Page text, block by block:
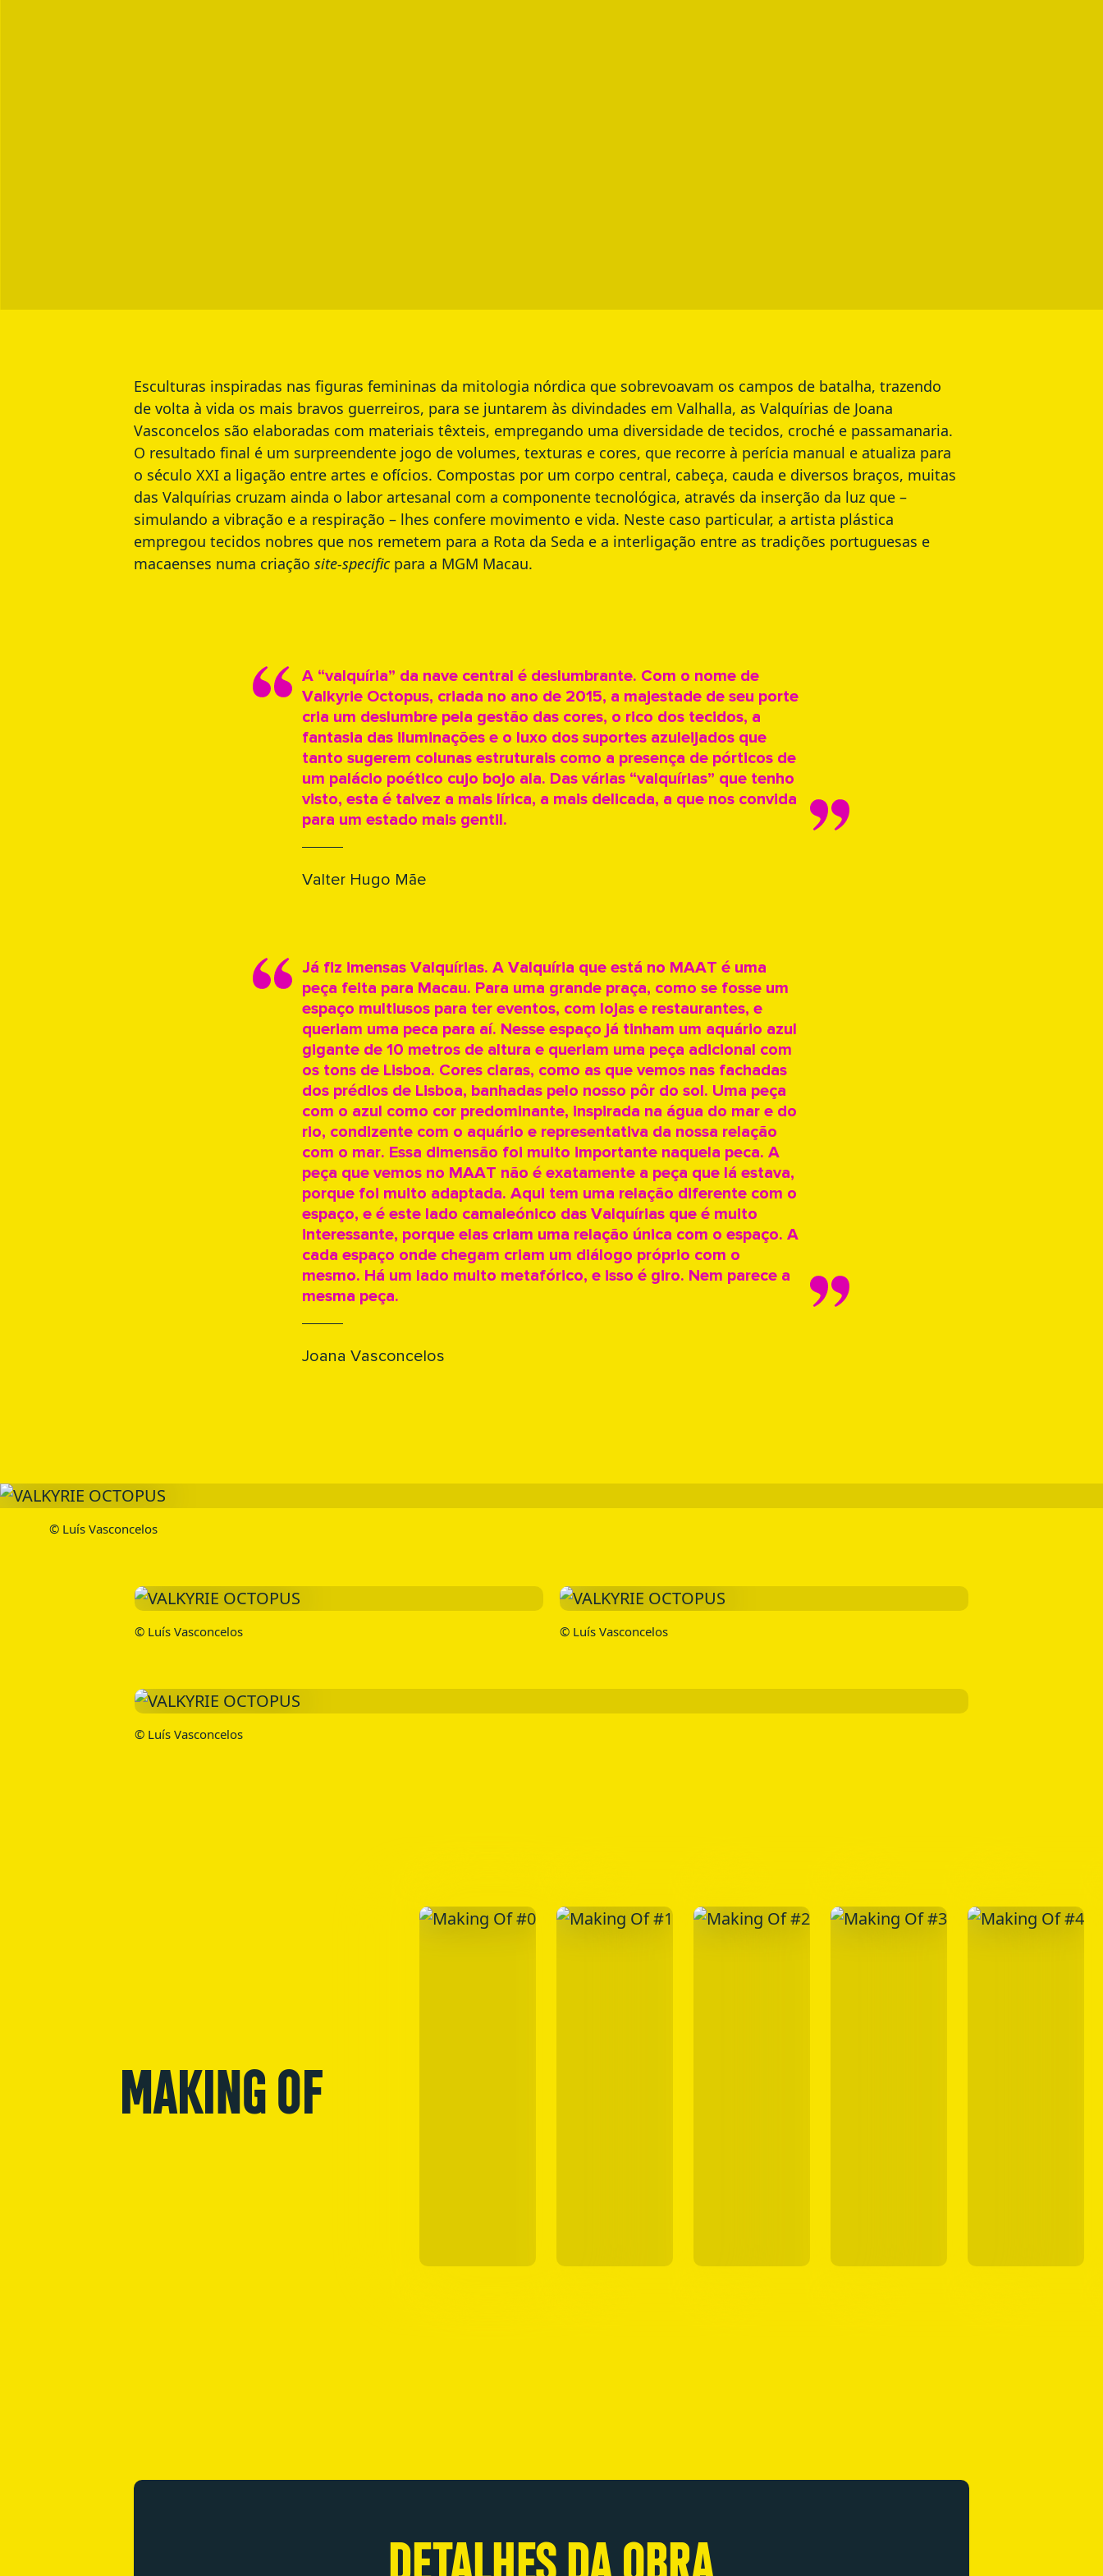
Esculturas inspiradas nas figuras femininas da mitologia nórdica que sobrevoavam os campos de batalha, trazendo
de volta à vida os mais bravos guerreiros, para se juntarem às divindades em Valhalla, as Valquírias de Joana
Vasconcelos são elaboradas com materiais têxteis, empregando uma diversidade de tecidos, croché e passamanaria.
O resultado final é um surpreendente jogo de volumes, texturas e cores, que recorre à perícia manual e atualiza para
o século XXI a ligação entre artes e ofícios. Compostas por um corpo central, cabeça, cauda e diversos braços, muitas
das Valquírias cruzam ainda o labor artesanal com a componente tecnológica, através da inserção da luz que –
simulando a vibração e a respiração – lhes confere movimento e vida. Neste caso particular, a artista plástica
empregou tecidos nobres que nos remetem para a Rota da Seda e a interligação entre as tradições portuguesas e
macaenses numa criação site-specific para a MGM Macau.
A “valquíria” da nave central é deslumbrante. Com o nome de
Valkyrie Octopus, criada no ano de 2015, a majestade de seu porte
cria um deslumbre pela gestão das cores, o rico dos tecidos, a
fantasia das iluminações e o luxo dos suportes azuleijados que
tanto sugerem colunas estruturais como a presença de pórticos de
um palácio poético cujo bojo ala. Das várias “valquírias” que tenho
visto, esta é talvez a mais lírica, a mais delicada, a que nos convida
para um estado mais gentil.
Valter Hugo Mãe
Já fiz imensas Valquírias. A Valquíria que está no MAAT é uma
peça feita para Macau. Para uma grande praça, como se fosse um
espaço multiusos para ter eventos, com lojas e restaurantes, e
queriam uma peca para aí. Nesse espaço já tinham um aquário azul
gigante de 10 metros de altura e queriam uma peça adicional com
os tons de Lisboa. Cores claras, como as que vemos nas fachadas
dos prédios de Lisboa, banhadas pelo nosso pôr do sol. Uma peça
com o azul como cor predominante, inspirada na água do mar e do
rio, condizente com o aquário e representativa da nossa relação
com o mar. Essa dimensão foi muito importante naquela peca. A
peça que vemos no MAAT não é exatamente a peça que lá estava,
porque foi muito adaptada. Aqui tem uma relação diferente com o
espaço, e é este lado camaleónico das Valquírias que é muito
interessante, porque elas criam uma relação única com o espaço. A
cada espaço onde chegam criam um diálogo próprio com o
mesmo. Há um lado muito metafórico, e isso é giro. Nem parece a
mesma peça.
Joana Vasconcelos
© Luís Vasconcelos
© Luís Vasconcelos © Luís Vasconcelos
© Luís Vasconcelos
MAKING OF
DETALHES DA OBRA